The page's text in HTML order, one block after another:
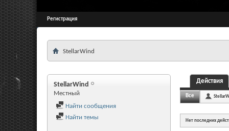
Регистрация
StellarWind
StellarWind
Местный
Найти сообщения
Найти темы
Действия
Все
Нет последних